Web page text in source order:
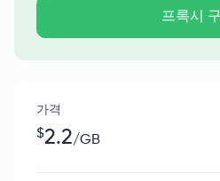
프록시
가격
$2.2/GB